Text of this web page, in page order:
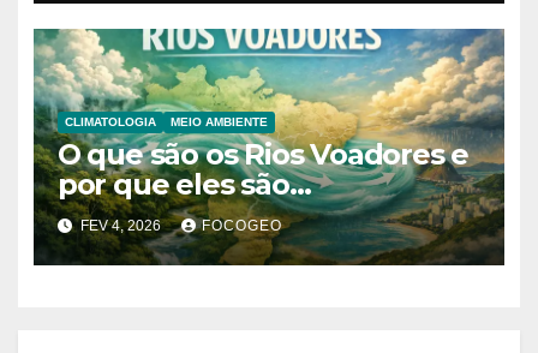
extremas
CLIMATOLOGIA MEIO AMBIENTE
O que são os Rios Voadores e
por que eles são
fundamentais para o clima da
América do Sul?
FEV 4, 2026 FOCOGEO